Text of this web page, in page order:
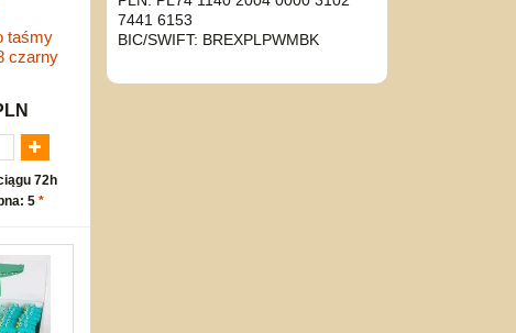
taśmy
czarny
72h
5 *
7441 6153
BIC/SWIFT: BREXPLPWMBK